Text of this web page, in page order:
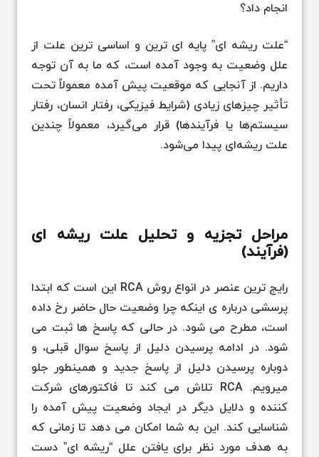
انجام داد؟
“علت ریشه ای” پایه ای ترین و اساسی ترین علت از
علل وضعیت به وجود آمده است، که ما به آن توجه
داریم. از آنجایی که موقعیت پیش آمده معمولاً تحت
تأثیر چیزهای زیادی (شرایط فیزیکی، رفتار انسان، رفتار
سیستم‌ها یا فرآیندها) قرار می‌گیرد، معمولاً چندین
علت ریشه‌ای پیدا می‌شود.
مراحل تجزیه و تحلیل علت ریشه ای
(فرآیند)
رایج ترین عنصر در انواع روش RCA این است که ابتدا
پرسشی درباره ی اینکه چرا وضعیت حال حاضر رخ داده
است، مطرح می شود. در حالی که پاسخ ها ثبت می
شود. در ادامه پرسیدن دلیل از پاسخ سوال قبلی، و
دوباره پرسیدن دلیل از پاسخ جدید و همینطور جلو
میرویم. RCA تلاش می کند تا فاکتورهای شرکت
کننده و دلایل دیگر در ایجاد وضعیت پیش آمده را
شناسایی کند. این به شما امکان می دهد تا زمانی که
به هدف مورد نظر برای یافتن علل “ریشه ای” دست